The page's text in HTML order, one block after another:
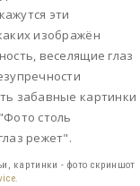
эти
изображён
веселящие глаз
забавные картинки
столь
режет".
картинки - фото скриншот